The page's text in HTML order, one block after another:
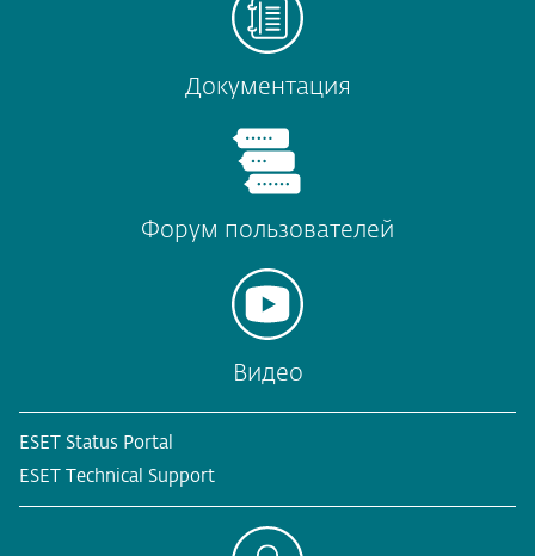
Документация
Форум пользователей
Видео
ESET Status Portal
ESET Technical Support